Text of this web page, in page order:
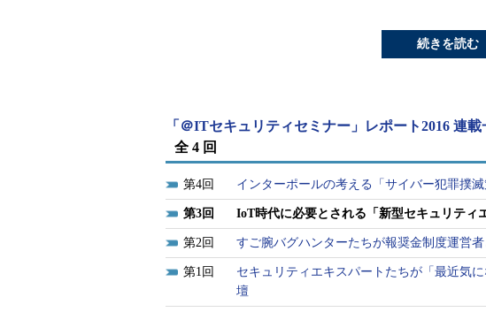
では、オージス総研 サービス事業本部グローバル
部 リーダー 吉井雅人氏が、今では利用が当たり前
ご存じのように、OSSはソースコードが公開さ
用条件さえ守れば誰でも無償で利用可能なソフト
かし、2014年に発覚したOpenSSLの脆弱（ぜいじ
「Heartbleed」をはじめ、GNU Bashの脆弱性「
ど、OSSに重大な脆弱性が発見され大きな問題に
記憶している方も多いだろう。
関連記事
続きを読む
「＠ITセキュリティセミナー」レポート2016 連載
全 4 回
4 インターポールの考える「サイバー犯罪撲滅
3 IoT時代に必要とされる「新型セキュリティ
2 すご腕バグハンターたちが報奨金制度運営
1
セキュリティエキスパートたちが「最近気
壇